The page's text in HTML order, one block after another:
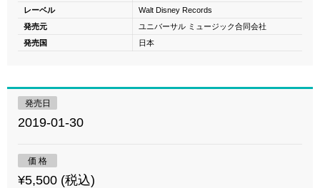
レーベル
Walt Disney Records
発売元
ユニバーサル ミュージック合同会社
発売国
日本
発売日
2019-01-30
価 格
¥5,500 (税込)